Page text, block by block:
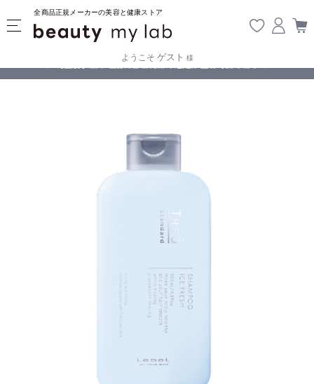
全商品正規メーカーの美容と健康ストア
ようこそ ゲスト 様
【重要】熊本地震の影響により遅延が生じております